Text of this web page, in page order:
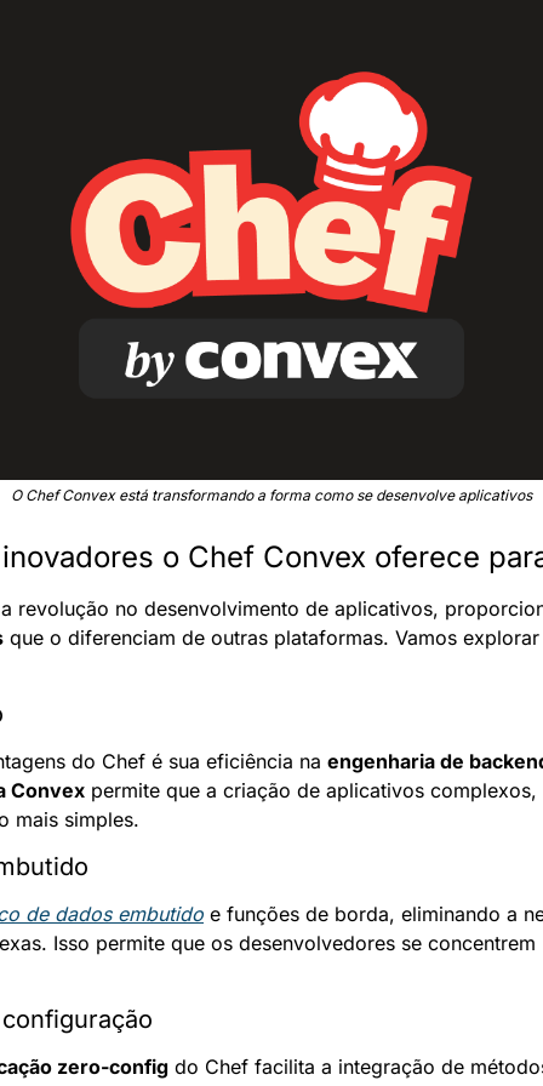
O Chef Convex está transformando a forma como se desenvolve aplicativos
o Chef Convex oferece
que o diferenciam de outras plataformas. Vamos
do Chef é sua eficiência na engenharia de
Convex permite que a criação de aplicativos
mais simples.
de dados embutido e funções de borda, eliminando a
Isso permite que os desenvolvedores se
zero-config do Chef facilita a integração de